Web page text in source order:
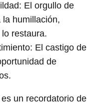
El orgullo de
humillación,
restaura.
El castigo de
de
un recordatorio de